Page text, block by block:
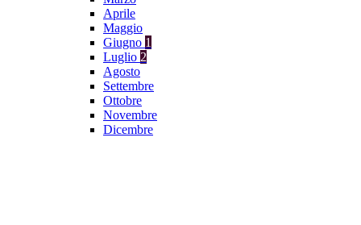
Aprile
Maggio
Giugno 1
Luglio 2
Agosto
Settembre
Ottobre
Novembre
Dicembre